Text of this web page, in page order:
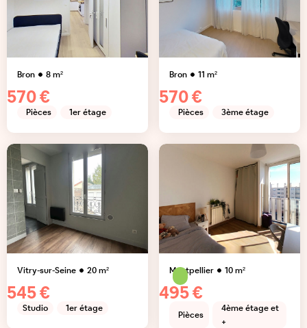
Bron 8m²
570 €
Pièces 1er étage
Bron 11 m²
570 €
Pièces 3ème étage
Vitry-sur-Seine 20m²
545 €
Studio 1er étage
Montpellier 10m²
495 €
Pièces
4ème étage et
+